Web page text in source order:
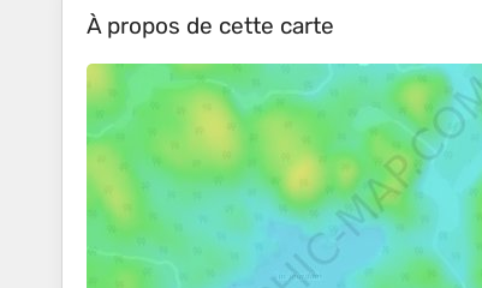
À propos de cette carte